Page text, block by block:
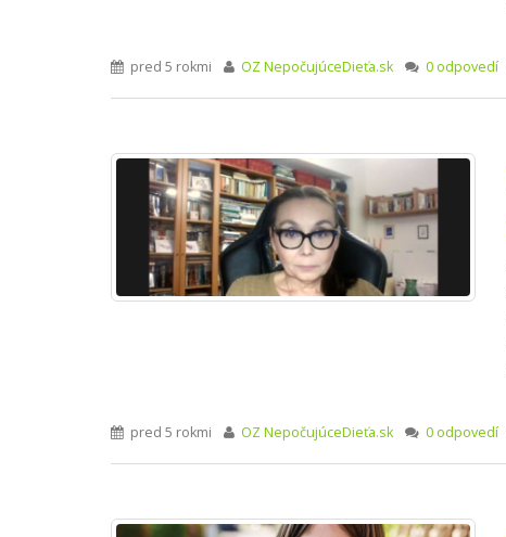
pred 5 rokmi OZ NepočujúceDieťa.sk 0 odpovedí
pred 5 rokmi OZ NepočujúceDieťa.sk 0 odpovedí